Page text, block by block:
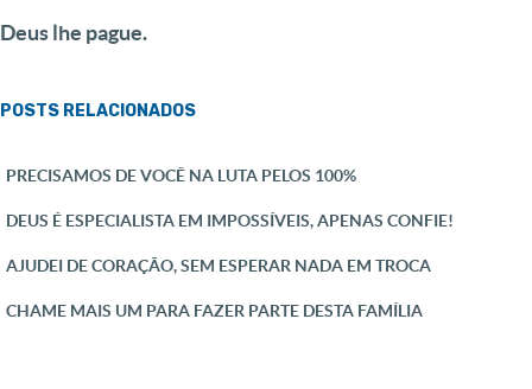
Deus lhe pague.
POSTS RELACIONADOS
PRECISAMOS DE VOCÊ NA LUTA PELOS 100%
DEUS É ESPECIALISTA EM IMPOSSÍVEIS, APENAS CONFIE!
AJUDEI DE CORAÇÃO, SEM ESPERAR NADA EM TROCA
CHAME MAIS UM PARA FAZER PARTE DESTA FAMÍLIA